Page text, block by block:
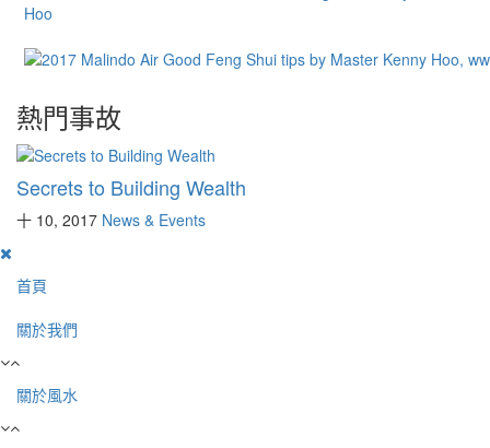
熱門事故
Secrets to Building Wealth
十 10, 2017 News & Events
首頁
關於我們
關於風水